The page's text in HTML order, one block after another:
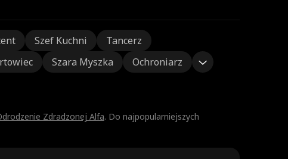
Szef Kuchni
Tancerz
Szara Myszka Ochroniarz
Zdradzonej Alfa. Do najpopularniejszych